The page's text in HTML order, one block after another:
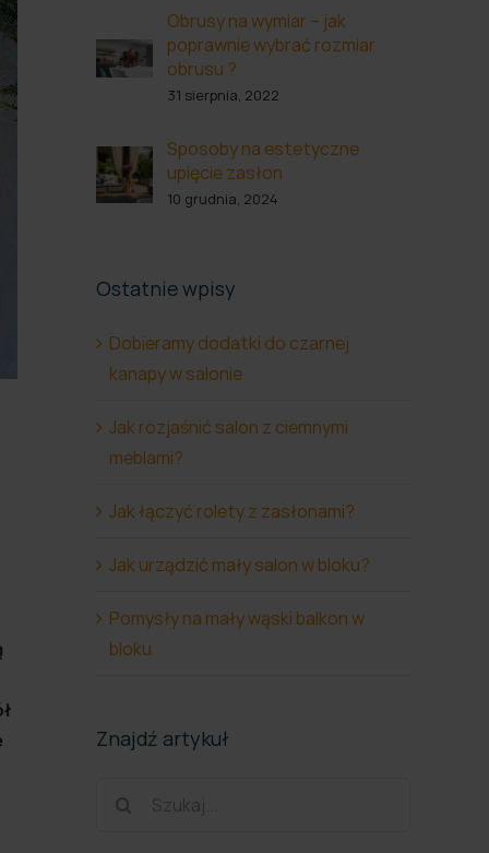
Obrusy na wymiar – jak
poprawnie wybrać rozmiar
obrusu ?
31 sierpnia, 2022
Sposoby na estetyczne
upięcie zasłon
10 grudnia, 2024
Ostatnie wpisy
Dobieramy dodatki do czarnej
kanapy w salonie
Jak rozjaśnić salon z ciemnymi
meblami?
Jak łączyć rolety z zasłonami?
Jak urządzić mały salon w bloku?
Pomysły na mały wąski balkon w
bloku
Znajdź artykuł